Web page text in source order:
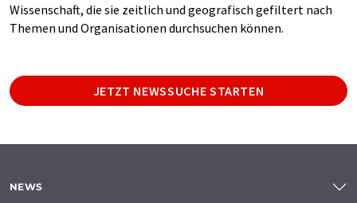
Wissenschaft, die sie zeitlich und geografisch gefiltert nach
Themen und Organisationen durchsuchen können.
JETZT NEWSSUCHE STARTEN
NEWS